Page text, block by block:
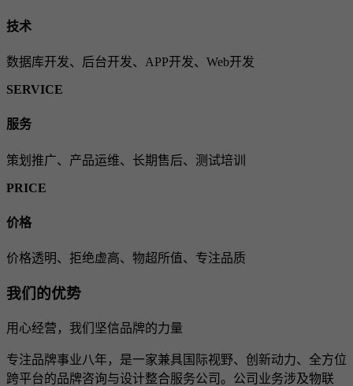
技术
数据库开发、后台开发、APP开发、Web开发
SERVICE
服务
策划推广、产品运维、长期售后、测试培训
PRICE
价格
价格透明、拒绝虚高、物超所值、专注品质
我们的优势
用心经营，我们坚信品牌的力量
专注品牌事业八年，是一家兼具国际视野、创新动力、全方位
跨平台的品牌咨询与设计整合服务公司。公司业务涉及物联